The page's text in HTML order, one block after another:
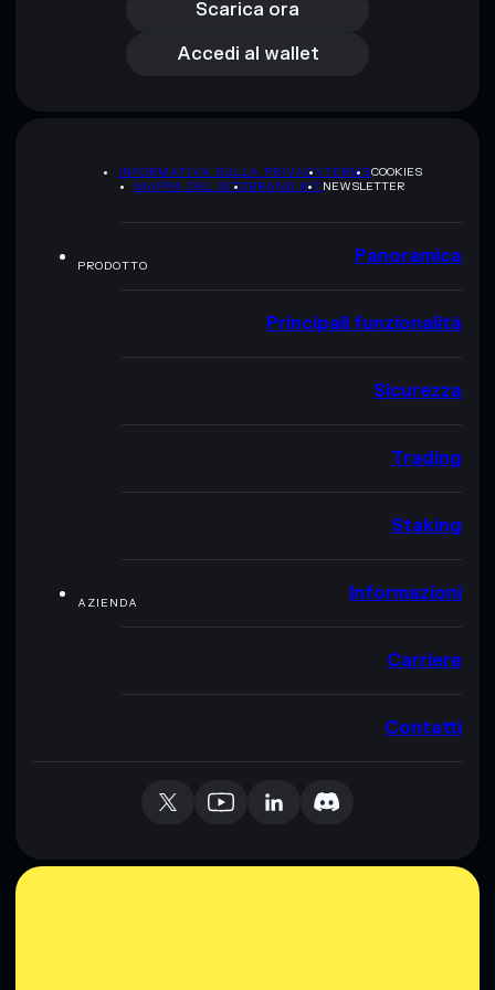
Scarica ora
Accedi al wallet
Accedi al wallet
INFORMATIVA SULLA PRIVACYTERMSCOOKIES
MAPPA DEL SITOBRAND KITNEWSLETTER
PRODOTTO Panoramica
Principali funzionalità
Sicurezza
Trading
Staking
AZIENDA Informazioni
Carriere
Contatti